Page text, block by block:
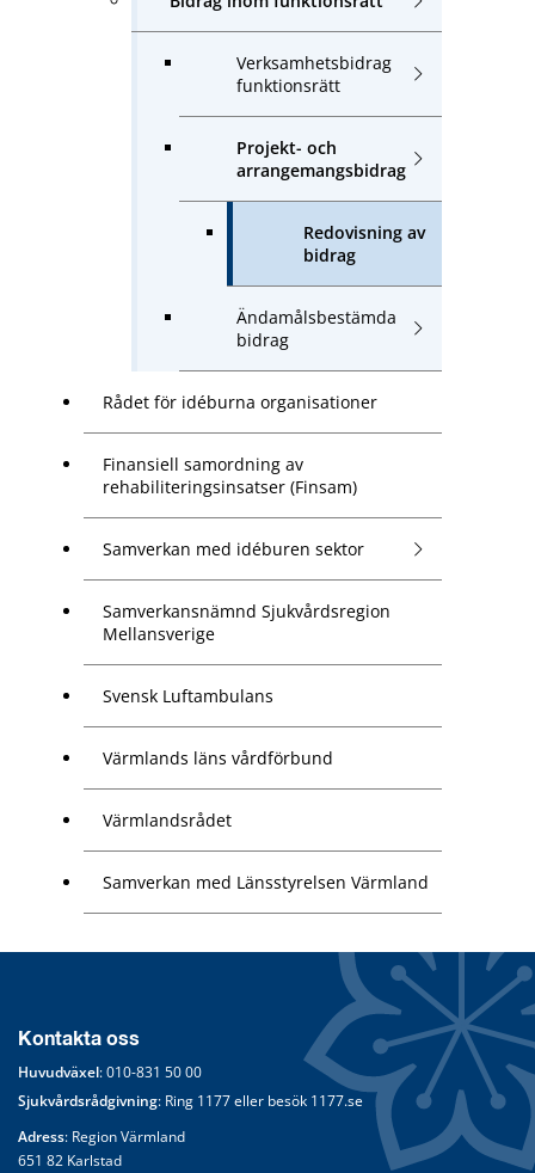
Verksamhetsbidrag
funktionsrätt
Projekt- och
arrangemangsbidrag
Redovisning av
bidrag
Ändamålsbestämda
bidrag
Rådet för idéburna organisationer
Finansiell samordning av
rehabiliteringsinsatser (Finsam)
Samverkan med idéburen sektor
Samverkansnämnd Sjukvårdsregion
Mellansverige
Svensk Luftambulans
Värmlands läns vårdförbund
Värmlandsrådet
Samverkan med Länsstyrelsen Värmland
Kontakta oss
Huvudväxel: 010-831 50 00
Sjukvårdsrådgivning: Ring 1177 eller besök 1177.se
Adress: Region Värmland
651 82 Karlstad